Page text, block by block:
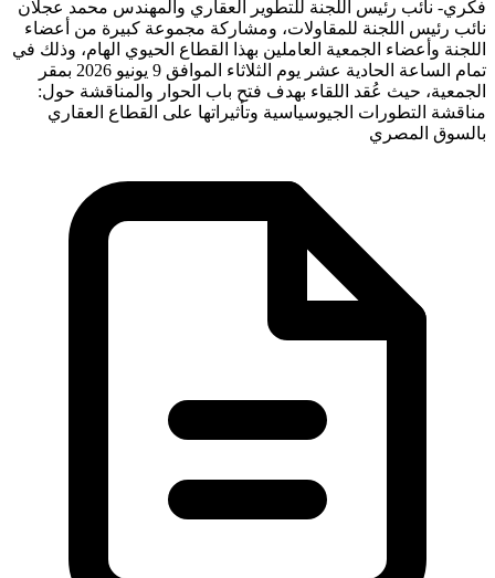
فكري- نائب رئيس اللجنة للتطوير العقاري والمهندس محمد عجلان
نائب رئيس اللجنة للمقاولات، ومشاركة مجموعة كبيرة من أعضاء
اللجنة وأعضاء الجمعية العاملين بهذا القطاع الحيوي الهام، وذلك في
تمام الساعة الحادية عشر يوم الثلاثاء الموافق 9 يونيو 2026 بمقر
الجمعية، حيث عُقد اللقاء بهدف فتح باب الحوار والمناقشة حول:
مناقشة التطورات الجيوسياسية وتأثيراتها على القطاع العقاري
بالسوق المصري